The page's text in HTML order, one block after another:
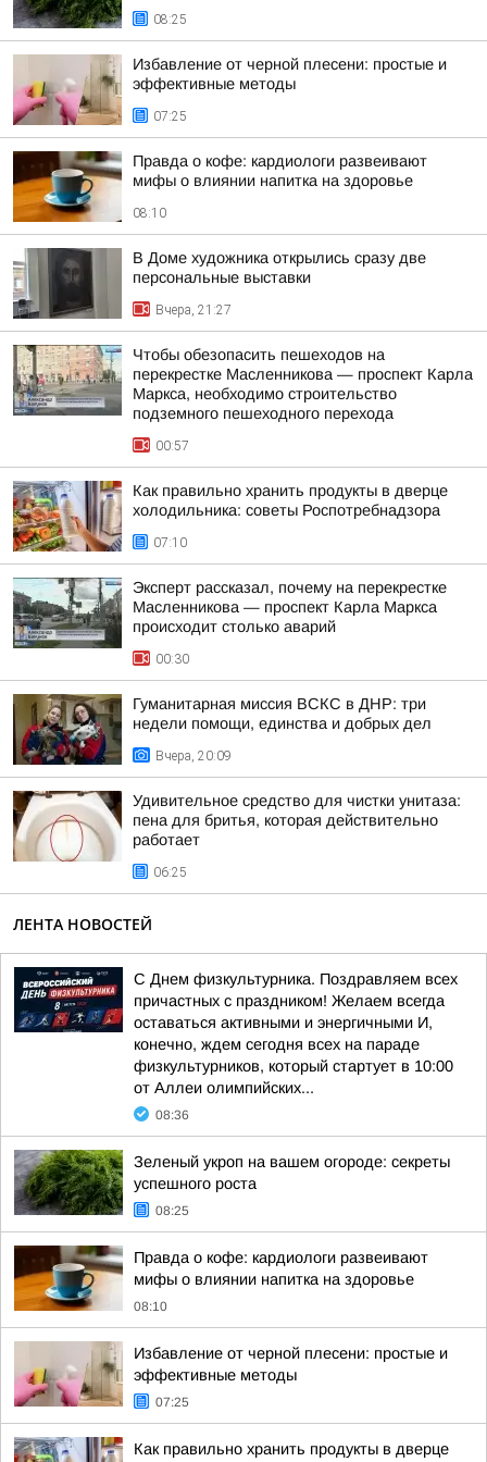
08:25
Избавление от черной плесени: простые и
эффективные методы
07:25
Правда о кофе: кардиологи развеивают
мифы о влиянии напитка на здоровье
08:10
В Доме художника открылись сразу две
персональные выставки
Вчера, 21:27
Чтобы обезопасить пешеходов на
перекрестке Масленникова — проспект Карла
Маркса, необходимо строительство
подземного пешеходного перехода
00:57
Как правильно хранить продукты в дверце
холодильника: советы Роспотребнадзора
07:10
Эксперт рассказал, почему на перекрестке
Масленникова — проспект Карла Маркса
происходит столько аварий
00:30
Гуманитарная миссия ВСКС в ДНР: три
недели помощи, единства и добрых дел
Вчера, 20:09
Удивительное средство для чистки унитаза:
пена для бритья, которая действительно
работает
06:25
ЛЕНТА НОВОСТЕЙ
С Днем физкультурника. Поздравляем всех
причастных с праздником! Желаем всегда
оставаться активными и энергичными И,
конечно, ждем сегодня всех на параде
физкультурников, который стартует в 10:00
от Аллеи олимпийских...
08:36
Зеленый укроп на вашем огороде: секреты
успешного роста
08:25
Правда о кофе: кардиологи развеивают
мифы о влиянии напитка на здоровье
08:10
Избавление от черной плесени: простые и
эффективные методы
07:25
Как правильно хранить продукты в дверце